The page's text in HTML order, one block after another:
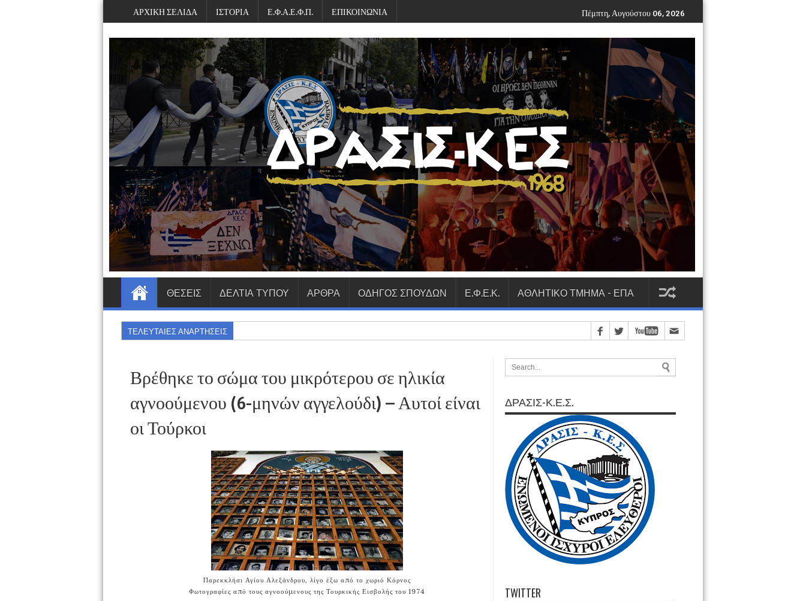
ΑΡΧΙΚΗ ΣΕΛΙΔΑ ΙΣΤΟΡΙΑ Ε.Φ.Α.Ε.Φ.Π. ΕΠΙΚΟΙΝΩΝΙΑ Πέμπτη, Αυγούστου 06, 2026
ΘΕΣΕΙΣ ΔΕΛΤΙΑ ΤΥΠΟΥ ΑΡΘΡΑ ΟΔΗΓΟΣ ΣΠΟΥΔΩΝ Ε.Φ.Ε.Κ. ΑΘΛΗΤΙΚΟ ΤΜΗΜΑ - ΕΠΑ
ΤΕΛΕΥΤΑΙΕΣ ΑΝΑΡΤΗΣΕΙΣ
Βρέθηκε το σώμα του μικρότερου σε ηλικία
αγνοούμενου (6-μηνών αγγελούδι) – Αυτοί είναι
οι Τούρκοι
Παρεκκλήσι Αγίου Αλεξάνδρου, λίγο έξω από το χωριό Κόρνος
Φωτογραφίες από τους αγνοούμενους της Τουρκικής Εισβολής του 1974
ΔΡΑΣΙΣ-Κ.Ε.Σ.
TWITTER